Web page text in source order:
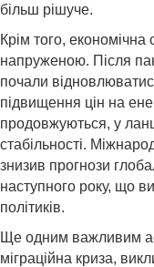
більш рішуче.
Крім того, економічна
напруженою. Після
почали
підвищення цін на
продовжуються, у
стабільності.
знизив прогнози
наступного року, що
політиків.
Ще одним важливим
міграційна криза,